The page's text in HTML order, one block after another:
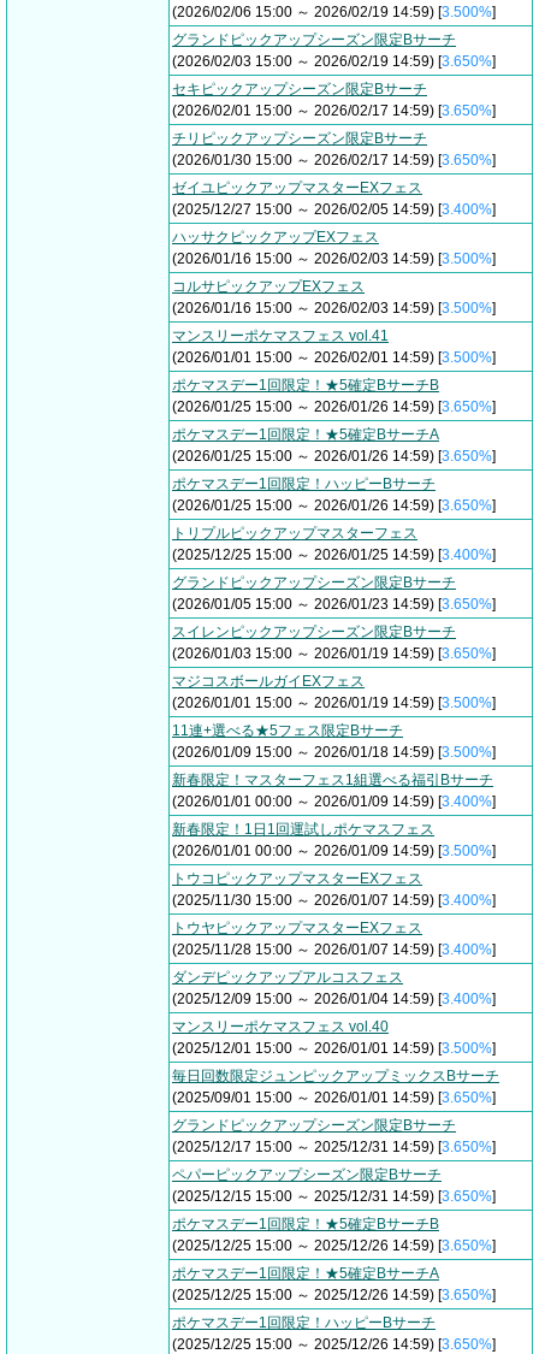
(2026/02/06 15:00 ～ 2026/02/19 14:59) [3.500%]
グランドピックアップシーズン限定Bサーチ
(2026/02/03 15:00 ～ 2026/02/19 14:59) [3.650%]
セキピックアップシーズン限定Bサーチ
(2026/02/01 15:00 ～ 2026/02/17 14:59) [3.650%]
チリピックアップシーズン限定Bサーチ
(2026/01/30 15:00 ～ 2026/02/17 14:59) [3.650%]
ゼイユピックアップマスターEXフェス
(2025/12/27 15:00 ～ 2026/02/05 14:59) [3.400%]
ハッサクピックアップEXフェス
(2026/01/16 15:00 ～ 2026/02/03 14:59) [3.500%]
コルサピックアップEXフェス
(2026/01/16 15:00 ～ 2026/02/03 14:59) [3.500%]
マンスリーポケマスフェス vol.41
(2026/01/01 15:00 ～ 2026/02/01 14:59) [3.500%]
ポケマスデー1回限定！★5確定BサーチB
(2026/01/25 15:00 ～ 2026/01/26 14:59) [3.650%]
ポケマスデー1回限定！★5確定BサーチA
(2026/01/25 15:00 ～ 2026/01/26 14:59) [3.650%]
ポケマスデー1回限定！ハッピーBサーチ
(2026/01/25 15:00 ～ 2026/01/26 14:59) [3.650%]
トリプルピックアップマスターフェス
(2025/12/25 15:00 ～ 2026/01/25 14:59) [3.400%]
グランドピックアップシーズン限定Bサーチ
(2026/01/05 15:00 ～ 2026/01/23 14:59) [3.650%]
スイレンピックアップシーズン限定Bサーチ
(2026/01/03 15:00 ～ 2026/01/19 14:59) [3.650%]
マジコスボールガイEXフェス
(2026/01/01 15:00 ～ 2026/01/19 14:59) [3.500%]
11連+選べる★5フェス限定Bサーチ
(2026/01/09 15:00 ～ 2026/01/18 14:59) [3.500%]
新春限定！マスターフェス1組選べる福引Bサーチ
(2026/01/01 00:00 ～ 2026/01/09 14:59) [3.400%]
新春限定！1日1回運試しポケマスフェス
(2026/01/01 00:00 ～ 2026/01/09 14:59) [3.500%]
トウコピックアップマスターEXフェス
(2025/11/30 15:00 ～ 2026/01/07 14:59) [3.400%]
トウヤピックアップマスターEXフェス
(2025/11/28 15:00 ～ 2026/01/07 14:59) [3.400%]
ダンデピックアップアルコスフェス
(2025/12/09 15:00 ～ 2026/01/04 14:59) [3.400%]
マンスリーポケマスフェス vol.40
(2025/12/01 15:00 ～ 2026/01/01 14:59) [3.500%]
毎日回数限定ジュンピックアップミックスBサーチ
(2025/09/01 15:00 ～ 2026/01/01 14:59) [3.650%]
グランドピックアップシーズン限定Bサーチ
(2025/12/17 15:00 ～ 2025/12/31 14:59) [3.650%]
ペパーピックアップシーズン限定Bサーチ
(2025/12/15 15:00 ～ 2025/12/31 14:59) [3.650%]
ポケマスデー1回限定！★5確定BサーチB
(2025/12/25 15:00 ～ 2025/12/26 14:59) [3.650%]
ポケマスデー1回限定！★5確定BサーチA
(2025/12/25 15:00 ～ 2025/12/26 14:59) [3.650%]
ポケマスデー1回限定！ハッピーBサーチ
(2025/12/25 15:00 ～ 2025/12/26 14:59) [3.650%]